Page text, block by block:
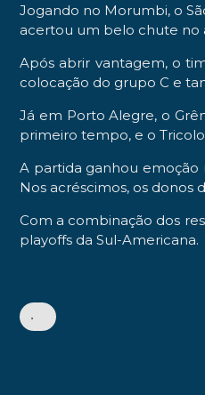
Jogando no Morumbi, o
acertou um belo chute no
Após abrir vantagem, o
colocação do grupo C e
Já em Porto Alegre, o
primeiro tempo, e o
A partida ganhou emoção
Nos acréscimos, os donos
Com a combinação dos
playoffs da Sul-Americana.
•